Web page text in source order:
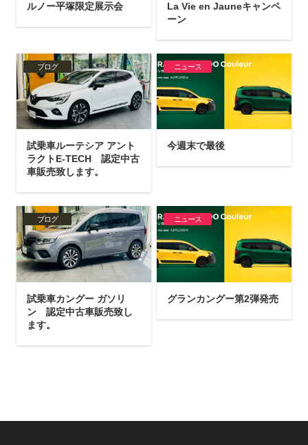
ルノー平塚限定展示会
La Vie en Jauneキャンペ
ーン
ブログ
試乗車ルーテシア アント
ラクトE-TECH 認定中古
車販売致します。
ニュース
今週末で最後
ブログ
試乗車カングー ガソリ
ン 認定中古車販売致し
ます。
ニュース
グランカングー第2弾発売